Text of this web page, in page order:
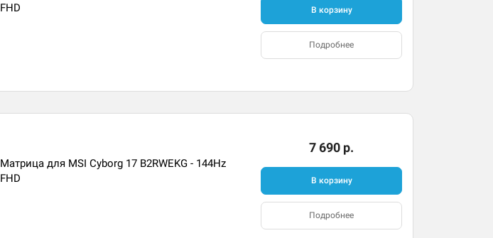
FHD
В корзину
Подробнее
Матрица для MSI Cyborg 17 B2RWEKG - 144Hz
FHD
7 690 р.
В корзину
Подробнее